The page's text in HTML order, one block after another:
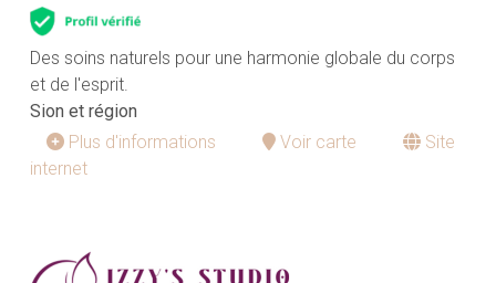
Des soins naturels pour une harmonie globale du corps
et de l'esprit.
Sion et région
Plus d'informations
Voir carte
Site
internet